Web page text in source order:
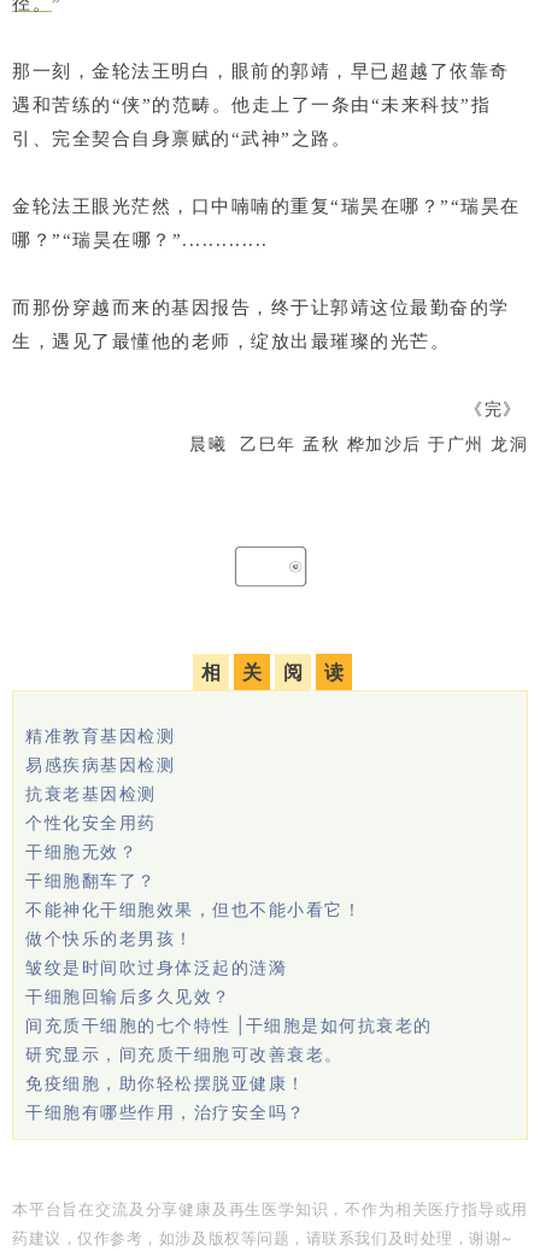
那一刻，金轮法王明白，眼前的郭靖，早已超越了依靠奇
遇和苦练的“侠”的范畴。 他走上了一条由“未来科技”指
引、完全契合自身禀赋的“武神”之路。
金轮法王眼光茫然，口中喃喃的重复“瑞昊在哪？”“瑞昊在
哪？”“瑞昊在哪？”.............
而那份穿越而来的基因报告，终于让郭靖这位最勤奋的学
生，遇见了最懂他的老师，绽放出最璀璨的光芒。
《完》
晨曦 乙巳年 孟秋 桦加沙后 于广州 龙洞
相 关 阅 读
精准教育基因检测
易感疾病基因检测
抗衰老基因检测
个性化安全用药
干细胞无效？
干细胞翻车了？
不能神化干细胞效果，但也不能小看它！
做个快乐的老男孩！
皱纹是时间吹过身体泛起的涟漪
干细胞回输后多久见效？
间充质干细胞的七个特性 |干细胞是如何抗衰老的
研究显示，间充质干细胞可改善衰老。
免疫细胞，助你轻松摆脱亚健康！
干细胞有哪些作用，治疗安全吗？
本平台旨在交流及分享健康及再生医学知识，不作为相关医疗指导或用
药建议，仅作参考，如涉及版权等问题，请联系我们及时处理，谢谢~